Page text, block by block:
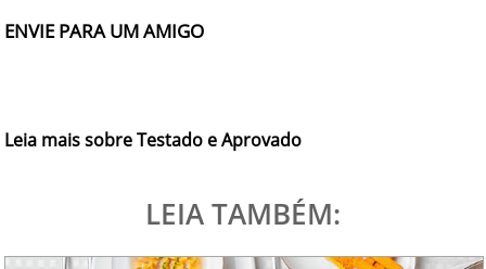
ENVIE PARA UM AMIGO
Leia mais sobre Testado e Aprovado
LEIA TAMBÉM: